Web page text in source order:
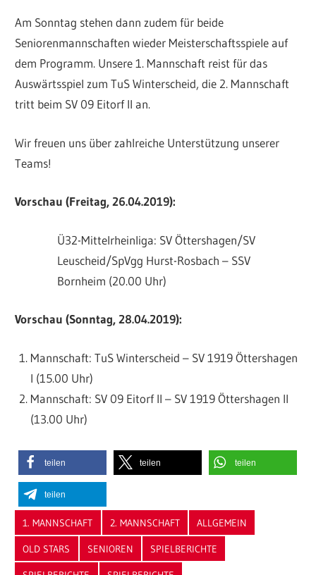
Am Sonntag stehen dann zudem für beide
Seniorenmannschaften wieder Meisterschaftsspiele auf
dem Programm. Unsere 1. Mannschaft reist für das
Auswärtsspiel zum TuS Winterscheid, die 2. Mannschaft
tritt beim SV 09 Eitorf II an.
Wir freuen uns über zahlreiche Unterstützung unserer
Teams!
Vorschau (Freitag, 26.04.2019):
Ü32-Mittelrheinliga: SV Öttershagen/SV
Leuscheid/SpVgg Hurst-Rosbach – SSV
Bornheim (20.00 Uhr)
Vorschau (Sonntag, 28.04.2019):
Mannschaft: TuS Winterscheid – SV 1919 Öttershagen
I (15.00 Uhr)
Mannschaft: SV 09 Eitorf II – SV 1919 Öttershagen II
(13.00 Uhr)
teilen teilen teilen
teilen
1. MANNSCHAFT 2. MANNSCHAFT ALLGEMEIN
OLD STARS SENIOREN SPIELBERICHTE